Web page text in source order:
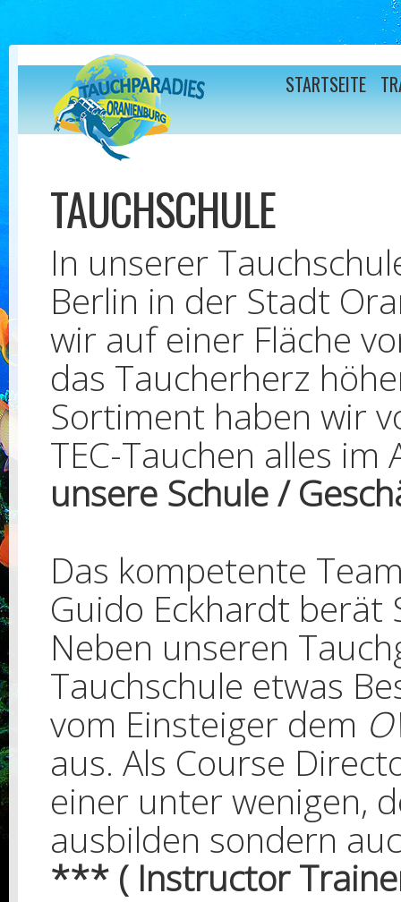
STARTSEITE
TAUCHSCHULE
In unserer
Berlin in der Stadt
wir auf einer Fläche
das Taucherherz
Sortiment haben wir
TEC-Tauchen alles
unsere Schule /
Das kompetente
Guido Eckhardt berät
Neben unseren
Tauchschule etwas
vom Einsteiger dem
aus. Als Course
einer unter wenigen,
ausbilden sondern
*** ( Instructor